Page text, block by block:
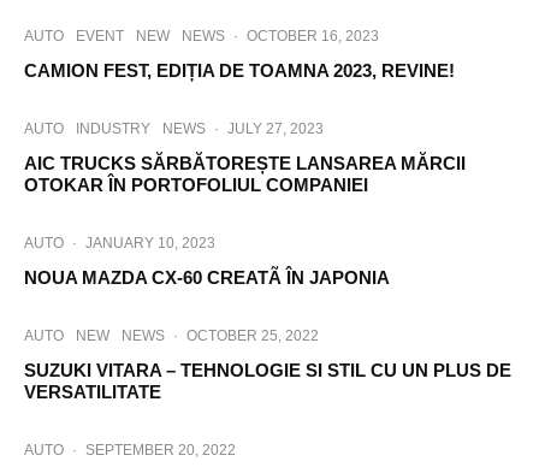
AUTO EVENT NEW NEWS · OCTOBER 16, 2023
CAMION FEST, EDIȚIA DE TOAMNA 2023, REVINE!
AUTO INDUSTRY NEWS · JULY 27, 2023
AIC TRUCKS SĂRBĂTOREȘTE LANSAREA MĂRCII
OTOKAR ÎN PORTOFOLIUL COMPANIEI
AUTO · JANUARY 10, 2023
NOUA MAZDA CX-60 CREATÃ ÎN JAPONIA
AUTO NEW NEWS · OCTOBER 25, 2022
SUZUKI VITARA – TEHNOLOGIE SI STIL CU UN PLUS DE
VERSATILITATE
AUTO · SEPTEMBER 20, 2022